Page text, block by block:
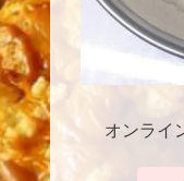
オンライ